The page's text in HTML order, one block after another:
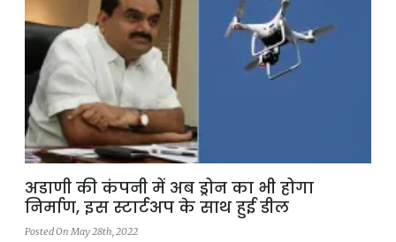
अडाणी की कंपनी में अब ड्रोन का भी होगा
निर्माण, इस स्टार्टअप के साथ हुई डील
Posted On May 28th, 2022